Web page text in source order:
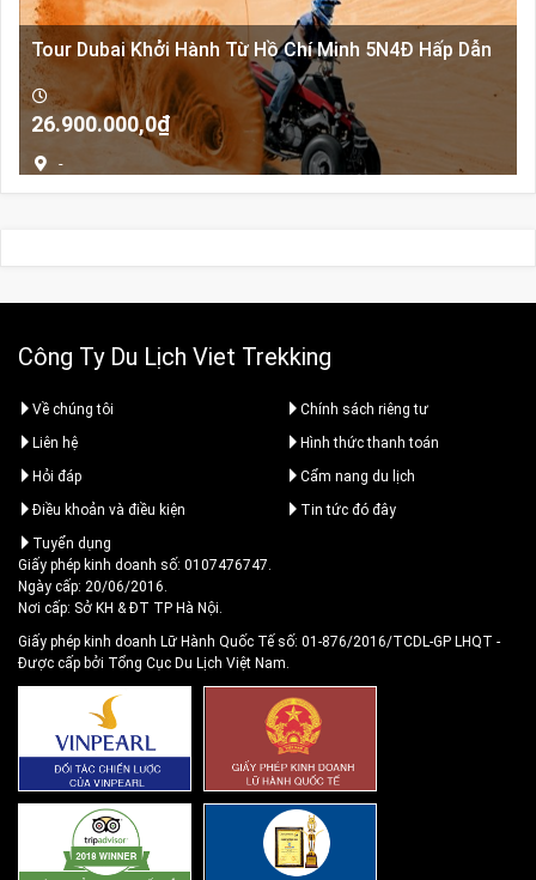
Tour Dubai Khởi Hành Từ Hồ Chí Minh 5N4Đ Hấp Dẫn
Giá
là:
27.900.000,0₫.
26.900.000,0₫Giá
hiện
tại
là:
-
Công Ty Du Lịch Viet Trekking
Về chúng tôi
Chính sách riêng tư
Liên hệ
Hình thức thanh toán
Hỏi đáp
Cẩm nang du lịch
Điều khoản và điều kiện
Tin tức đó đây
Tuyển dụng
Giấy phép kinh doanh số: 0107476747.
Ngày cấp: 20/06/2016.
Nơi cấp: Sở KH & ĐT TP Hà Nội.
Giấy phép kinh doanh Lữ Hành Quốc Tế số: 01-876/2016/TCDL-GP LHQT -
Được cấp bởi Tổng Cục Du Lịch Việt Nam.